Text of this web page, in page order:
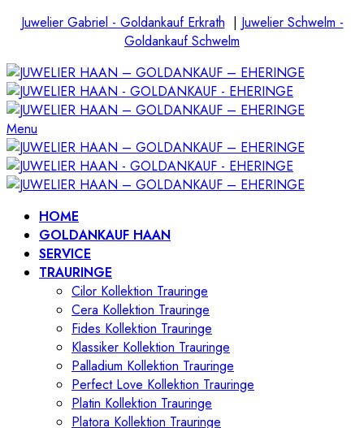
Juwelier Gabriel - Goldankauf Erkrath | Juwelier Schwelm -
Goldankauf Schwelm
Menu
HOME
GOLDANKAUF HAAN
SERVICE
TRAURINGE
Cilor Kollektion Trauringe
Cera Kollektion Trauringe
Fides Kollektion Trauringe
Klassiker Kollektion Trauringe
Palladium Kollektion Trauringe
Perfect Love Kollektion Trauringe
Platin Kollektion Trauringe
Platora Kollektion Trauringe